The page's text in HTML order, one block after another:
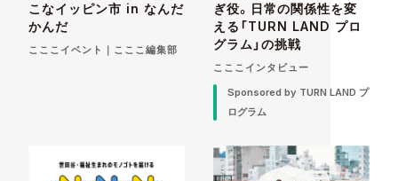
こなイッピン市 in なんだ
かんだ
こここイベント｜こここ編集部
ぎ役。日常の関係性を変
える「TURN LAND プロ
グラム」の挑戦
こここインタビュー
Sponsored by TURN LAND プ
ログラム